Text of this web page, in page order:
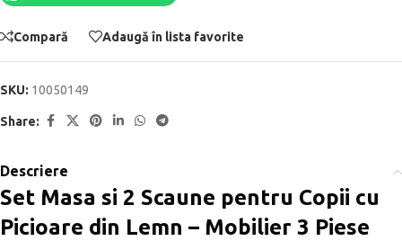
Compară Adaugă în lista favorite
SKU: 10050149
Share:
Descriere
Set Masa si 2 Scaune pentru Copii cu
Picioare din Lemn – Mobilier 3 Piese